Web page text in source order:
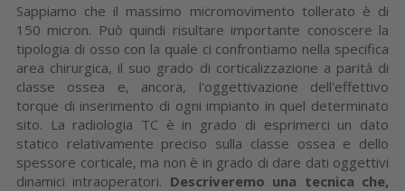
Sappiamo che il massimo micromovimento tollerato è di
150 micron. Può quindi risultare importante conoscere la
tipologia di osso con la quale ci confrontiamo nella specifica
area chirurgica, il suo grado di corticalizzazione a parità di
classe ossea e, ancora, l'oggettivazione dell'effettivo
torque di inserimento di ogni impianto in quel determinato
sito. La radiologia TC è in grado di esprimerci un dato
statico relativamente preciso sulla classe ossea e dello
spessore corticale, ma non è in grado di dare dati oggettivi
dinamici intraoperatori. Descriveremo una tecnica che,